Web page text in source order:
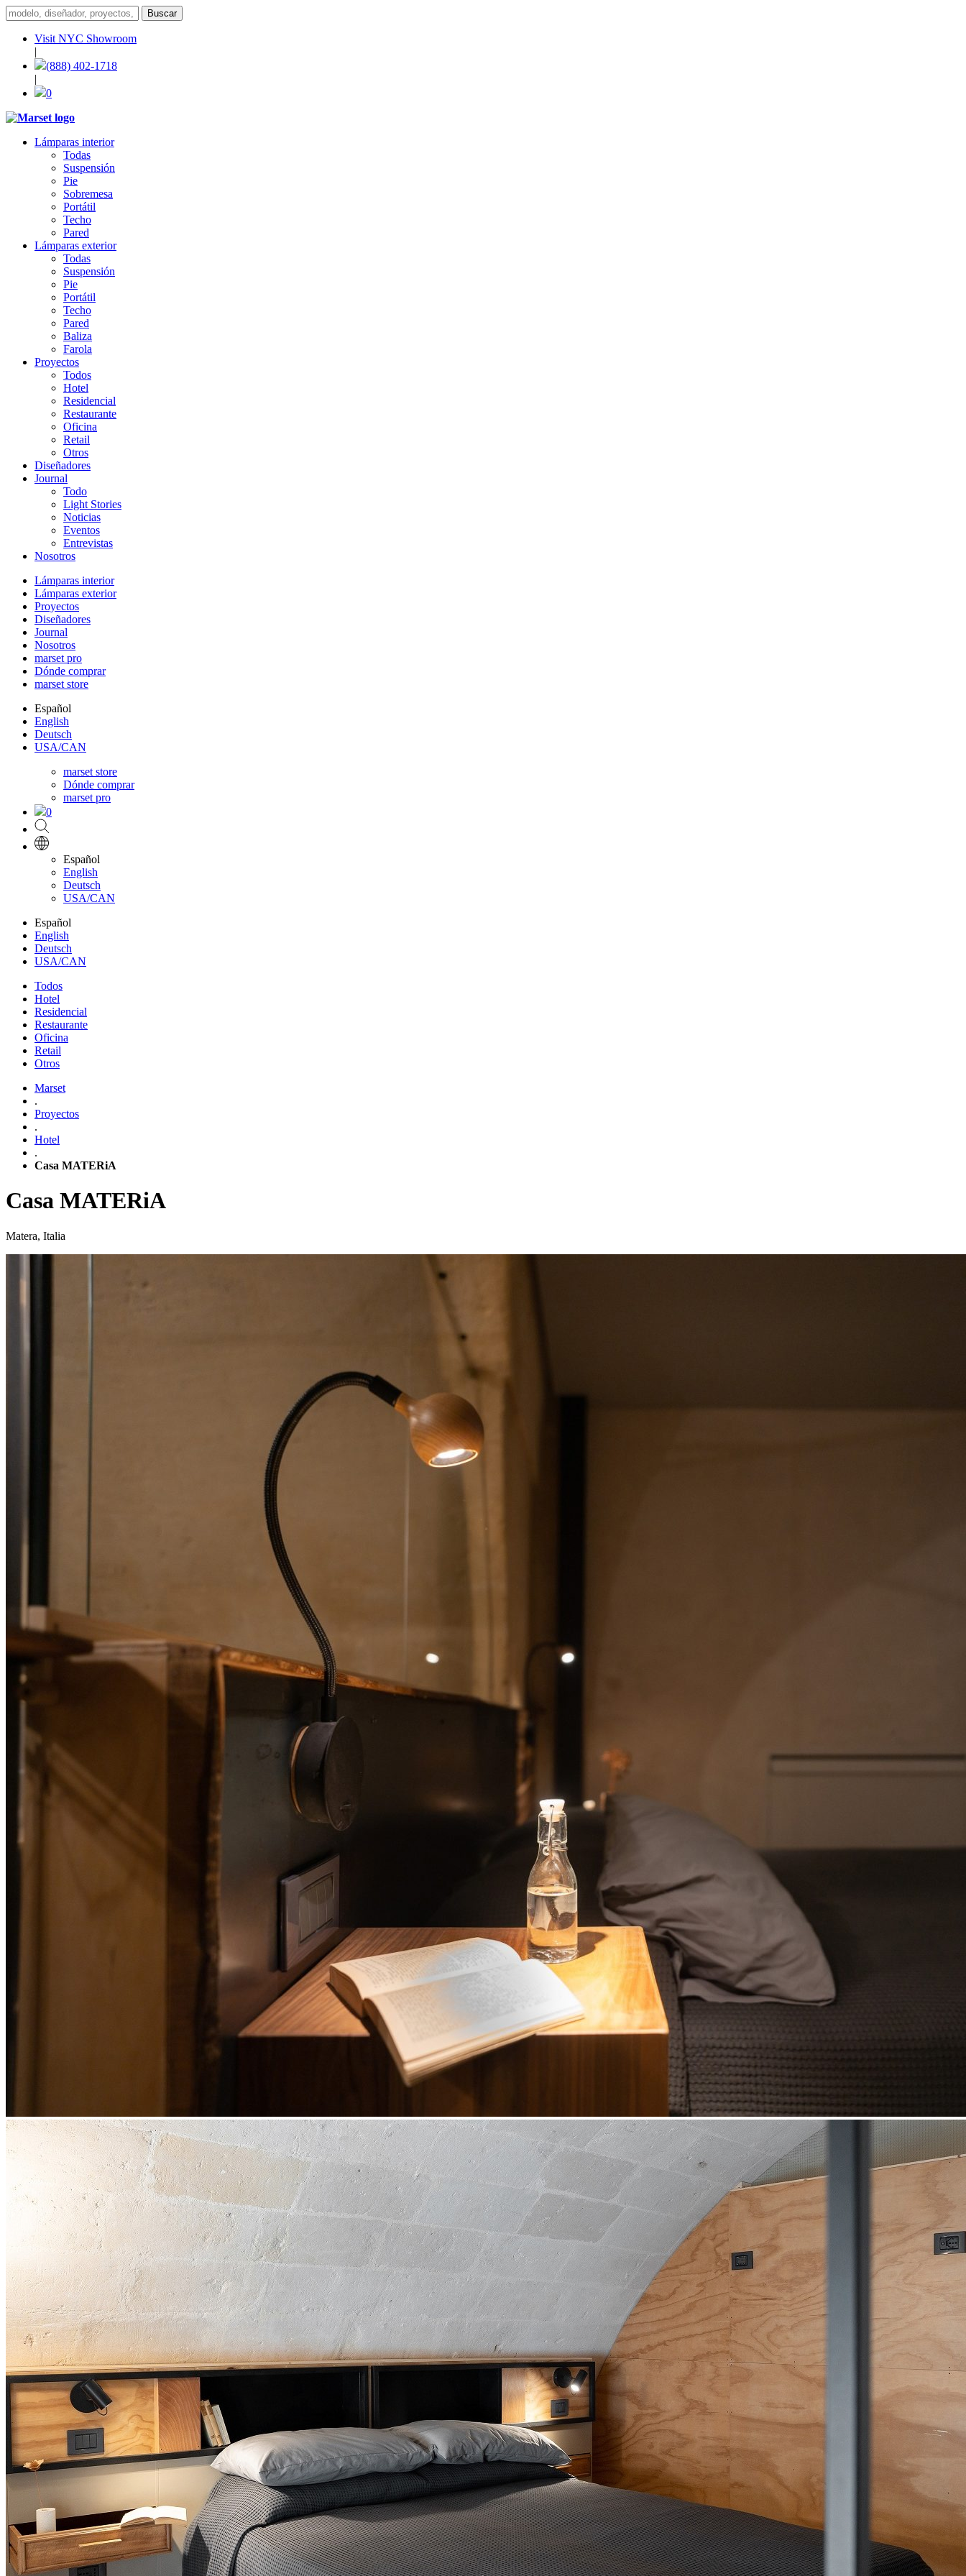
Visit NYC Showroom
|
(888) 402-1718
|
0
Lámparas interior
Todas
Suspensión
Pie
Sobremesa
Portátil
Techo
Pared
Lámparas exterior
Todas
Suspensión
Pie
Portátil
Techo
Pared
Baliza
Farola
Proyectos
Todos
Hotel
Residencial
Restaurante
Oficina
Retail
Otros
Diseñadores
Journal
Todo
Light Stories
Noticias
Eventos
Entrevistas
Nosotros
Lámparas interior
Lámparas exterior
Proyectos
Diseñadores
Journal
Nosotros
marset pro
Dónde comprar
marset store
Español
English
Deutsch
USA/CAN
marset store
Dónde comprar
marset pro
0
Español
English
Deutsch
USA/CAN
Español
English
Deutsch
USA/CAN
Todos
Hotel
Residencial
Restaurante
Oficina
Retail
Otros
Marset
.
Proyectos
.
Hotel
.
Casa MATERiA
Casa MATERiA
Matera, Italia